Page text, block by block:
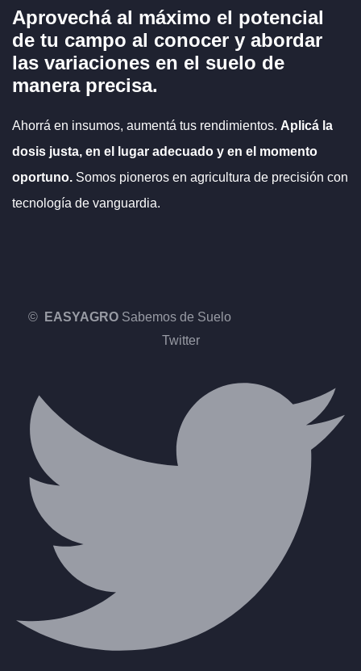
Aprovechá al máximo el potencial
de tu campo al conocer y abordar
las variaciones en el suelo de
manera precisa.
Ahorrá en insumos, aumentá tus rendimientos. Aplicá la
dosis justa, en el lugar adecuado y en el momento
oportuno. Somos pioneros en agricultura de precisión con
tecnología de vanguardia.
© EASYAGRO Sabemos de Suelo
Twitter